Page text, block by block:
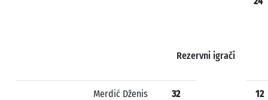
Rezervni igrači
Merdić Dženis 32 12